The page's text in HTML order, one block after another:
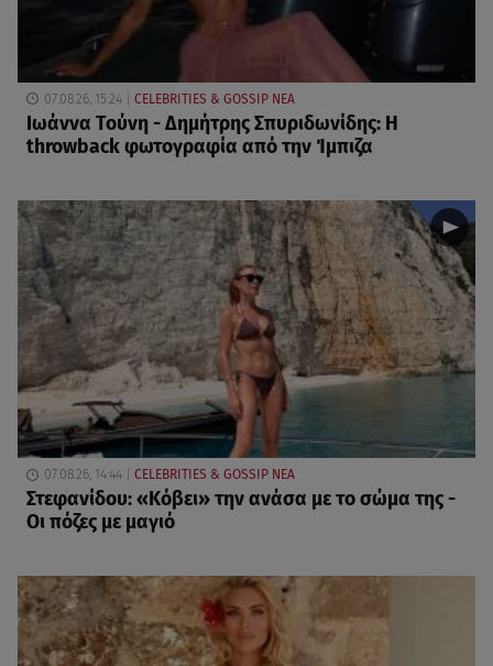
07.08.26, 15:24 CELEBRITIES & GOSSIP ΝΕΑ
Ιωάννα Τούνη - Δημήτρης Σπυριδωνίδης: Η
throwback φωτογραφία από την Ίμπιζα
07.08.26, 14:44 CELEBRITIES & GOSSIP ΝΕΑ
Στεφανίδου: «Κόβει» την ανάσα με το σώμα της -
Οι πόζες με μαγιό